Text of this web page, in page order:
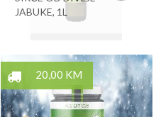
JABUKE, 1L
20,00 KM